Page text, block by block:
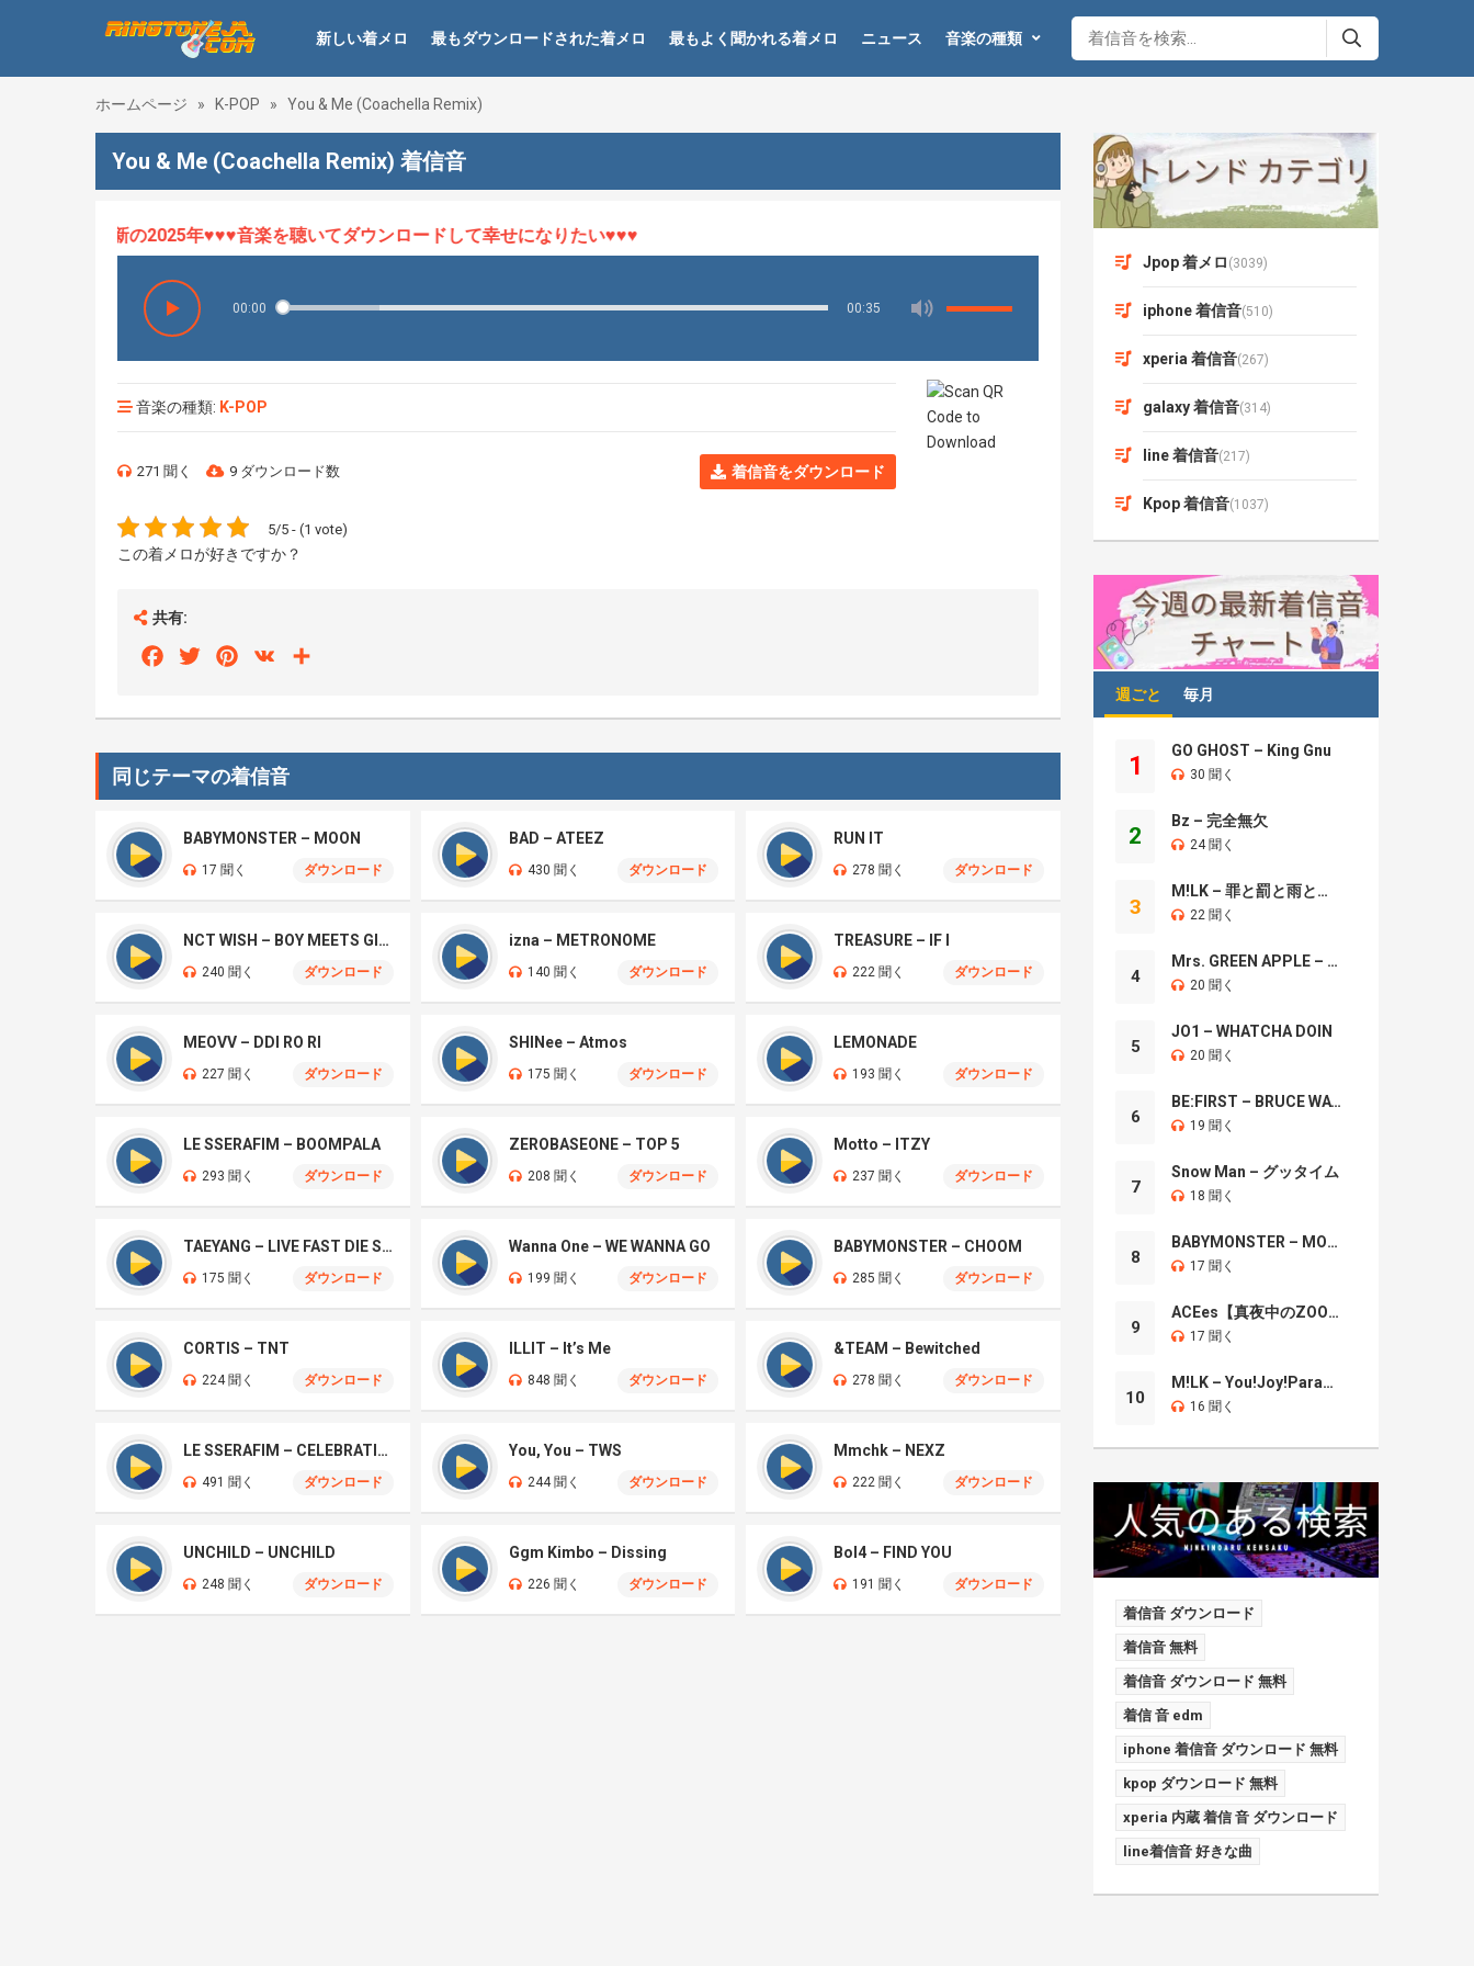
新しい着メロ 最もダウンロードされた着メロ 最もよく聞かれる着メロ ニュース 音楽の種類
ホームページ » K-POP » You & Me (Coachella Remix)
You & Me (Coachella Remix) 着信音
HOT、最新の2025年♥♥♥音楽を聴いてダウンロードして幸せになりたい♥♥♥
00:00 00:35
音楽の種類: K-POP
271 聞く 9 ダウンロード数 着信音をダウンロード
5/5 - (1 vote)
この着メロが好きですか？
共有:
FacebookTwitterPinterest
VK
同じテーマの着信音
BABYMONSTER – MOON
17 聞く ダウンロード
BAD – ATEEZ
430 聞く ダウンロード
RUN IT
278 聞く ダウンロード
NCT WISH – BOY MEETS GIRL
240 聞く ダウンロード
izna – METRONOME
140 聞く ダウンロード
TREASURE – IF I
222 聞く ダウンロード
MEOVV – DDI RO RI
227 聞く ダウンロード
SHINee – Atmos
175 聞く ダウンロード
LEMONADE
193 聞く ダウンロード
LE SSERAFIM – BOOMPALA
293 聞く ダウンロード
ZEROBASEONE – TOP 5
208 聞く ダウンロード
Motto – ITZY
237 聞く ダウンロード
TAEYANG – LIVE FAST DIE SLOW
175 聞く ダウンロード
Wanna One – WE WANNA GO
199 聞く ダウンロード
BABYMONSTER – CHOOM
285 聞く ダウンロード
CORTIS – TNT
224 聞く ダウンロード
ILLIT – It’s Me
848 聞く ダウンロード
&TEAM – Bewitched
278 聞く ダウンロード
LE SSERAFIM – CELEBRATION
491 聞く ダウンロード
You, You – TWS
244 聞く ダウンロード
Mmchk – NEXZ
222 聞く ダウンロード
UNCHILD – UNCHILD
248 聞く ダウンロード
Ggm Kimbo – Dissing
226 聞く ダウンロード
Bol4 – FIND YOU
191 聞く ダウンロード
Jpop 着メロ (3039)
iphone 着信音(510)
xperia 着信音(267)
galaxy 着信音(314)
line 着信音(217)
Kpop 着信音(1037)
週ごと 毎月
1
GO GHOST – King Gnu
30 聞く
2
Bz – 完全無欠
24 聞く
3
M!LK – 罪と罰と雨とキス
22 聞く
4
Mrs. GREEN APPLE – Brand New
20 聞く
5
JO1 – WHATCHA DOIN
20 聞く
6
BE:FIRST – BRUCE WAYNE
19 聞く
7
Snow Man – グッタイム
18 聞く
8
BABYMONSTER – MOON
17 聞く
9
ACEes【真夜中のZOO】
17 聞く
10
M!LK – You!Joy!Parade!
16 聞く
着信音 ダウンロード
着信音 無料
着信音 ダウンロード 無料
着信 音 edm
iphone 着信音 ダウンロード 無料
kpop ダウンロード 無料
xperia 内蔵 着信 音 ダウンロード
line着信音 好きな曲